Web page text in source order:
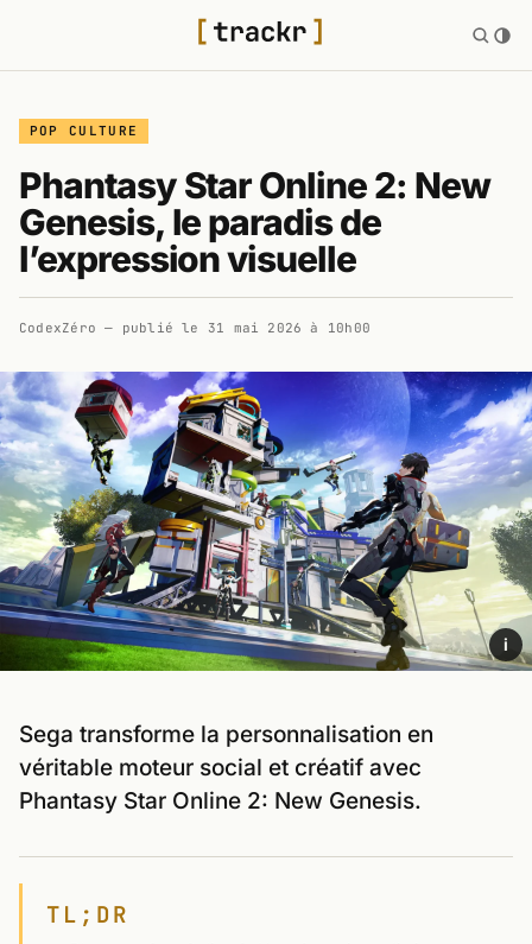
POP CULTURE
Phantasy Star Online 2: New
Genesis, le paradis de
l’expression visuelle
CodexZéro — publié le 31 mai 2026 à 10h00
i
Sega transforme la personnalisation en
véritable moteur social et créatif avec
Phantasy Star Online 2: New Genesis.
TL;DR